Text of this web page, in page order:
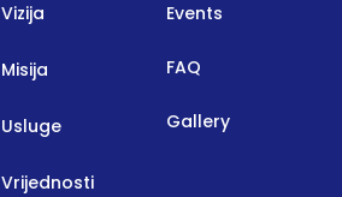
Vizija
Misija
Usluge
Vrijednosti
Events
FAQ
Gallery